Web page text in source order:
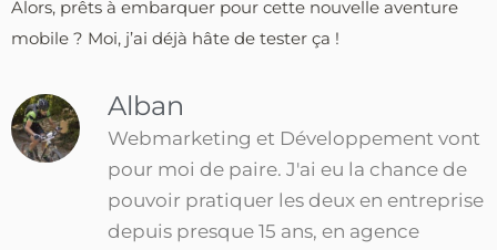
Alors, prêts à embarquer pour cette nouvelle aventure
mobile ? Moi, j’ai déjà hâte de tester ça !
Alban
Webmarketing et Développement vont
pour moi de paire. J'ai eu la chance de
pouvoir pratiquer les deux en entreprise
depuis presque 15 ans, en agence